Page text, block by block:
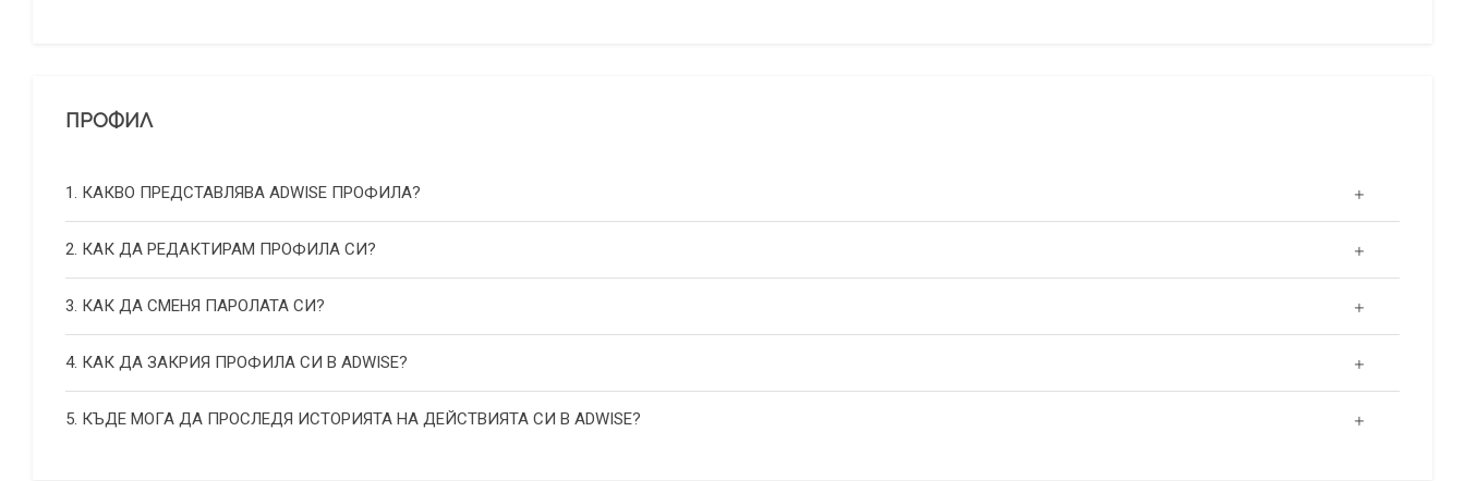
ПРОФИЛ
1. КАКВО ПРЕДСТАВЛЯВА ADWISE ПРОФИЛА?
2. КАК ДА РЕДАКТИРАМ ПРОФИЛА СИ?
3. КАК ДА СМЕНЯ ПАРОЛАТА СИ?
4. КАК ДА ЗАКРИЯ ПРОФИЛА СИ В ADWISE?
5. КЪДЕ МОГА ДА ПРОСЛЕДЯ ИСТОРИЯТА НА ДЕЙСТВИЯТА СИ В ADWISE?